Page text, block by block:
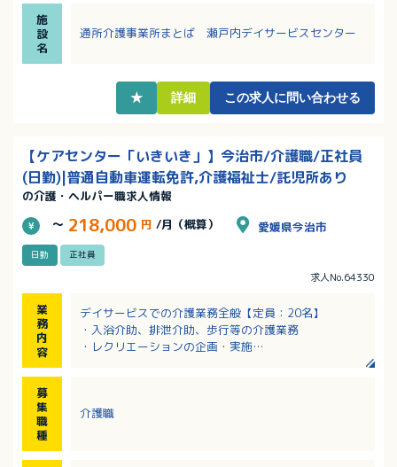
・長く勤務される職員さんが多く安定的に勤務ができ
施
設
名
通所介護事業所まとば 瀬戸内デイサービスセンター
★ 詳細 この求人に問い合わせる
【ケアセンター「いきいき」】今治市/介護職/正社員
(日勤)|普通自動車運転免許,介護福祉士/託児所あり
の介護・ヘルパー職求人情報
～ 218,000 円 /月（概算） 愛媛県今治市
日勤 正社員
求人No.64330
業
務
内
容
デイサービスでの介護業務全般【定員：20名】
・入浴介助、排泄介助、歩行等の介護業務
・レクリエーションの企画・実施
募
集
職
種
介護職